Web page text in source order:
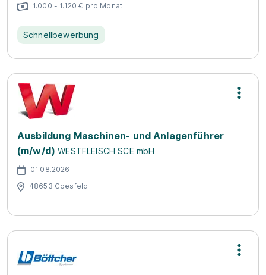
1.000 - 1.120 € pro Monat
Schnellbewerbung
Ausbildung Maschinen- und Anlagenführer
(m/w/d) WESTFLEISCH SCE mbH
01.08.2026
48653 Coesfeld